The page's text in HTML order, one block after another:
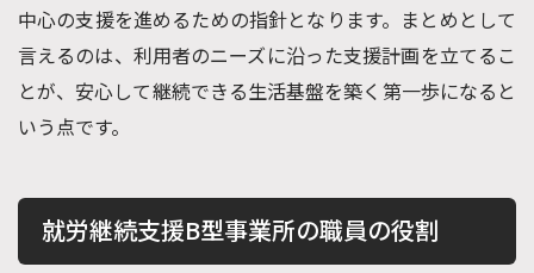
中心の支援を進めるための指針となります。まとめとして
言えるのは、利用者のニーズに沿った支援計画を立てるこ
とが、安心して継続できる生活基盤を築く第一歩になると
いう点です。
就労継続支援B型事業所の職員の役割